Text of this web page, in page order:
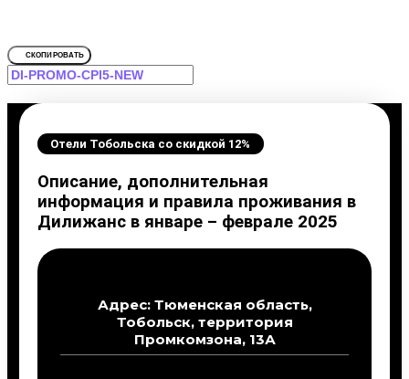
СКОПИРОВАТЬ
Отели Тобольска со скидкой 12%
Описание, дополнительная
информация и правила проживания в
Дилижанс в январе – феврале 2025
Адрес: Тюменская область,
Тобольск, территория
Промкомзона, 13А